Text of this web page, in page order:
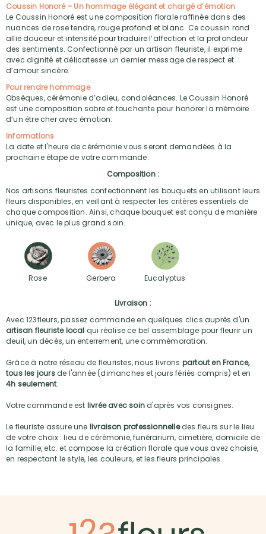
Coussin Honoré – Un hommage élégant et chargé d’émotion
Le Coussin Honoré est une composition florale raffinée dans des
nuances de rose tendre, rouge profond et blanc. Ce coussin rond
allie douceur et intensité pour traduire l’affection et la profondeur
des sentiments. Confectionné par un artisan fleuriste, il exprime
avec dignité et délicatesse un dernier message de respect et
d’amour sincère.
Pour rendre hommage
Obsèques, cérémonie d’adieu, condoléances. Le Coussin Honoré
est une composition sobre et touchante pour honorer la mémoire
d’un être cher avec émotion.
Informations
La date et l'heure de cérémonie vous seront demandées à la
prochaine étape de votre commande.
Composition :
Nos artisans fleuristes confectionnent les bouquets en utilisant leurs
fleurs disponibles, en veillant à respecter les critères essentiels de
chaque composition. Ainsi, chaque bouquet est conçu de manière
unique, avec le plus grand soin.
Rose Gerbera Eucalyptus
Livraison :
Avec 123fleurs, passez commande en quelques clics auprès d'un
artisan fleuriste local qui réalise ce bel assemblage pour fleurir un
deuil, un décès, un enterrement, une commémoration.
Grâce à notre réseau de fleuristes, nous livrons partout en France,
tous les joursde l'année (dimanches et jours fériés compris) et en
4h seulement.
Votre commande est livrée avec soind'après vos consignes.
Le fleuriste assure une livraison professionnelledes fleurs sur le lieu
de votre choix : lieu de cérémonie, funérarium, cimetière, domicile de
la famille, etc. et compose la création florale que vous avez choisie,
en respectant le style, les couleurs, et les fleurs principales.